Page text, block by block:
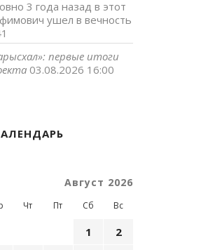
3 года назад в этот
ушел в вечность
первые итоги
03.08.2026 16:00
Август 2026
Чт Пт Сб Вс
1
2